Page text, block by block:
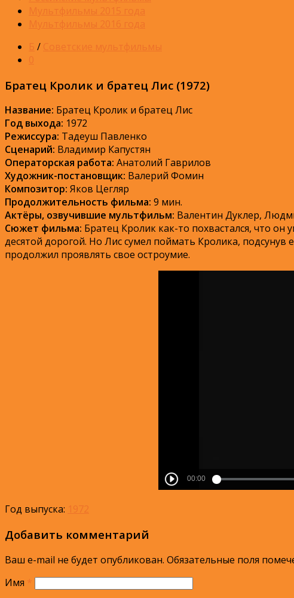
Мультфильмы 2015 года
Мультфильмы 2016 года
Б / Советские мультфильмы
0
Братец Кролик и братец Лис (1972)
Название: Братец Кролик и братец Лис
Год выхода: 1972
Режиссура: Тадеуш Павленко
Сценарий: Владимир Капустян
Операторская работа: Анатолий Гаврилов
Художник-постановщик: Валерий Фомин
Композитор: Яков Цегляр
Продолжительность фильма: 9 мин.
Актёры, озвучившие мультфильм: Валентин Дуклер,
Сюжет фильма: Братец Кролик как-то похвастался, что он
десятой дорогой. Но Лис сумел поймать Кролика, подсунув
продолжил проявлять свое остроумие.
Год выпуска: 1972
Добавить комментарий
Ваш e-mail не будет опубликован. Обязательные поля
Имя *